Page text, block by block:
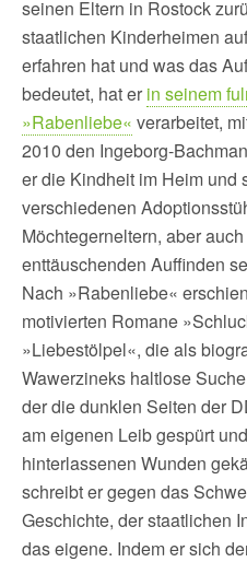
seinen Eltern in Rostock
staatlichen Kinderheimen
erfahren hat und was das
bedeutet, hat er in seinem
»Rabenliebe« verarbeitet,
2010 den Ingeborg-
er die Kindheit im Heim und
verschiedenen
Möchtegerneltern, aber
enttäuschenden Auffinden
Nach »Rabenliebe«
motivierten Romane
»Liebestölpel«, die als
Wawerzineks haltlose
der die dunklen Seiten der
am eigenen Leib gespürt
hinterlassenen Wunden
schreibt er gegen das
Geschichte, der staatlichen
das eigene. Indem er sich